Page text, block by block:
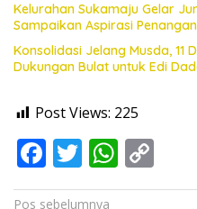
Kelurahan Sukamaju Gelar
Sampaikan Aspirasi
Konsolidasi Jelang Musda, 11
Dukungan Bulat untuk Edi
Post Views: 225
F
ac
T
w
W
h o
Pos sebelumnya